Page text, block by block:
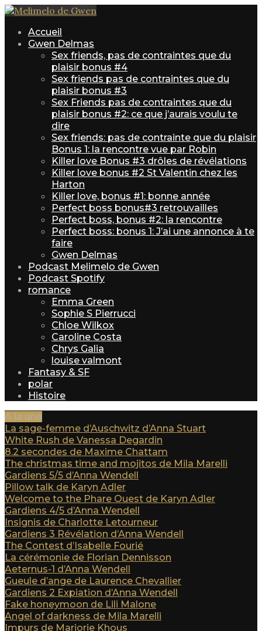
Accueil
Gwen Delmas
Sex friends, pas de contraintes que du
plaisir bonus #4
Sex friends pas de contraintes que du
plaisir bonus #3
Sex Friends pas de contraintes que du
plaisir bonus #2: ce que j’aurais voulu te
dire
Sex friends: pas de contrainte que du plaisir
Bonus 1: la rencontre vue par Robin
Killer love Bonus #3 drôles de révélations
Killer love bonus #2 St Valentin chez les
Harton
Killer love, bonus #1: bonne année
Perfect boss bonus#3 retrouvailles
Perfect boss, bonus #2: la rencontre
Perfect boss: bonus 1: J’ai une annonce à te
faire
Gwen Delmas
Podcast Melimelo de Gwen
Podcast Spotify
romance
Emma Green
Sophie S Pierrucci
Chloe Wilkox
Caroline Costa
Chrys Galia
louise valmont
Fantasy & SF
polar
Histoire
A la une
La sage-femme d’Auschwitz d’Anna Stuart
White Rush de Vanessa Degardin
8.2 secondes de Maxime Chattam
The christmas time and mojitos de Mila Marelli
Gardiens 5/5 d’Anna Wendell
Pillow talk de Karyn Adler
Welcome to the Phare Ouest de Karyn Adler
Gardiens 4/5 d’Anna Wendell
Insignis de Charlotte Letourneur
Gardiens 3 Révélation d’Anna Wendell
The Contest d’Isabelle Fourié
La cérémonie de Florian Dennisson
Aeternus-1 d’Anna Wendell
Gueule d’ange de Laurence Chevallier
Gardiens 2 Expiation d’Anna Wendell
Fake honeymoon de Lili Malone
Angel of darkness de Mila Marelli
Impurs de Marjorie Khous